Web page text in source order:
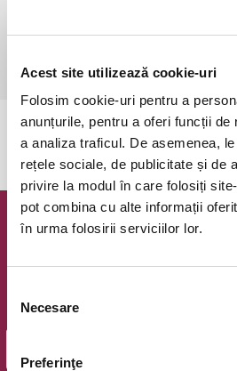
Acest site utilizează cookie-uri
Folosim cookie-uri pentru a
anunțurile, pentru a oferi funcții de
a analiza traficul. De asemenea,
rețele sociale, de publicitate și de
privire la modul în care folosiți
pot combina cu alte informații
în urma folosirii serviciilor lor.
consimțământului
Necesare
Preferinţe
înainte de spectacol. Așezarea se
Informații suplimentare, la nr. de telefon
Evenimentul a
Newsletter @
Email